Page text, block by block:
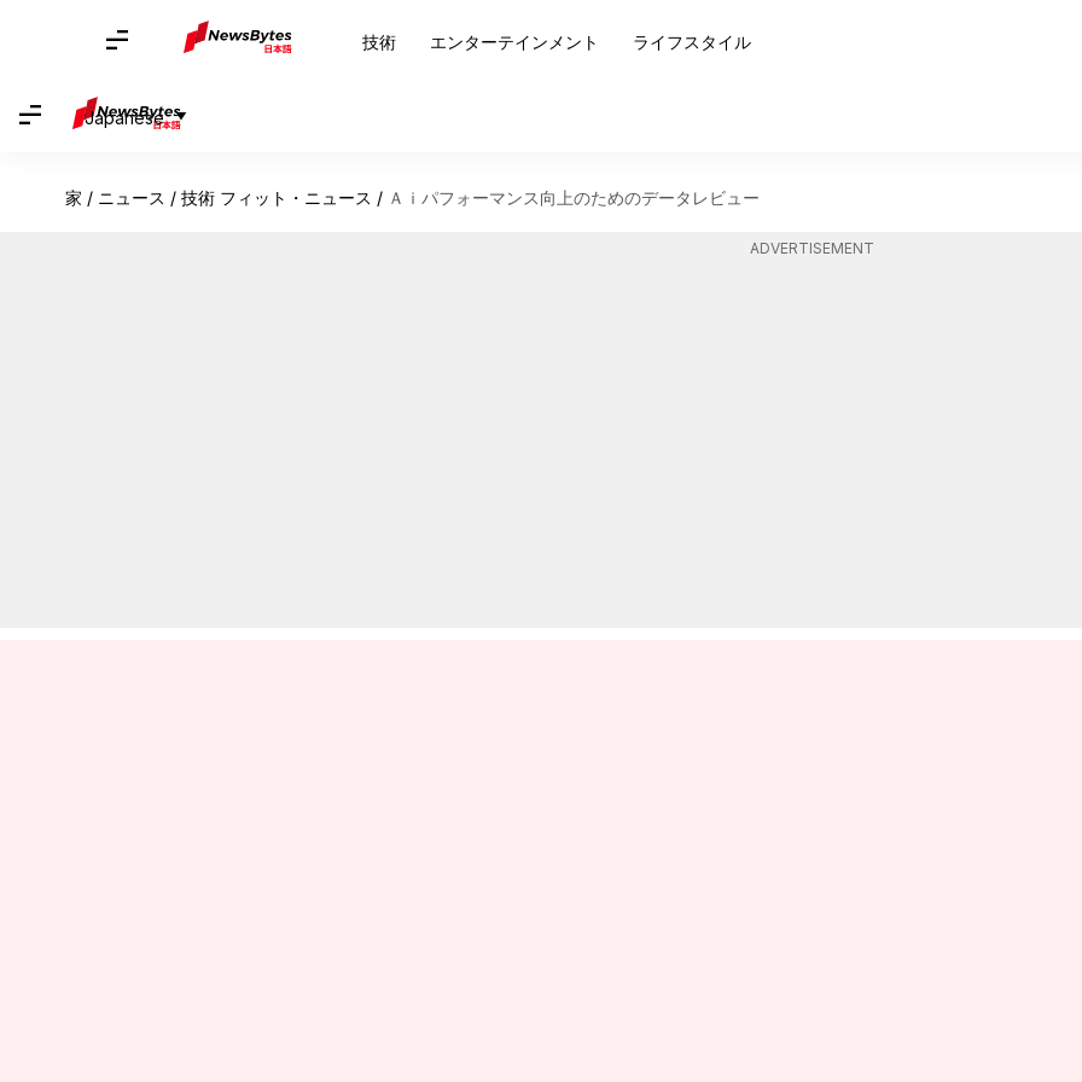
技術 エンターテインメント ライフスタイル
Japanese
家 / ニュース / 技術 フィット・ニュース / Ａｉパフォーマンス向上のためのデータレビュー
ADVERTISEMENT